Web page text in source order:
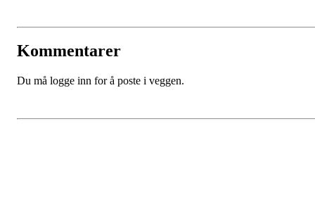
Kommentarer
Du må logge inn for å poste i veggen.